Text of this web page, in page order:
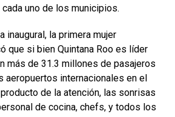
uno de los municipios.
inaugural, la primera mujer
que si bien Quintana Roo es líder
más de 31.3 millones de pasajeros
aeropuertos internacionales en el
de la atención, las sonrisas
de cocina, chefs, y todos los